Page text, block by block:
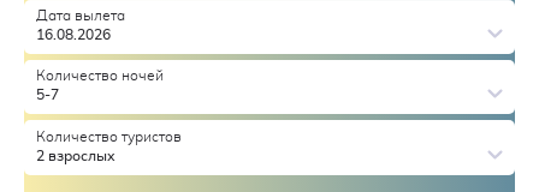
Дата вылета
16.08.2026
Количество ночей
5-7
Количество туристов
2 взрослых